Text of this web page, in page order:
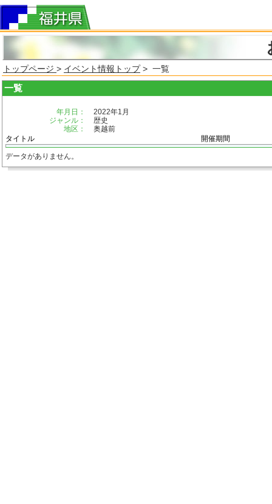
トップページ > イベント情報トップ> 一覧
一覧
年月日：
2022年1月
ジャンル：
歴史
地区：
奥越前
タイトル
開催期間
データがありません。